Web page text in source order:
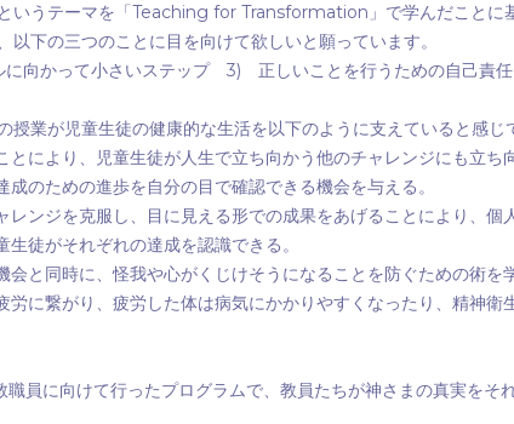
いうテーマを「 Teaching for Transformation 」で学んだこと
下の三つのことに目を向けて欲しいと願っています。
向かって小さいステップ 3) 正しいことを行うための自己責
業が児童生徒の健康的な生活を以下のように支えていると感じ
により、児童生徒が人生で立ち向かう他のチャレンジにも立ち
のための進歩を自分の目で確認できる機会を与える。
ンジを克服し、目に見える形での成果をあげることにより、個
徒がそれぞれの達成を認識できる。
と同時に、怪我や心がくじけそうになることを防ぐための術を
に繋がり、疲労した体は病気にかかりやすくなったり、精神衛
職員に向けて行ったプログラムで、教員たちが神さまの真実をそ